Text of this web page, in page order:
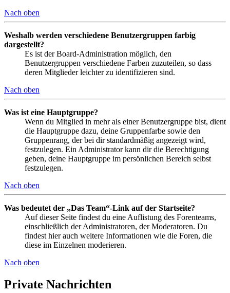
Nach oben
Weshalb werden verschiedene Benutzergruppen farbig
dargestellt?
Es ist der Board-Administration möglich, den
Benutzergruppen verschiedene Farben zuzuteilen, so dass
deren Mitglieder leichter zu identifizieren sind.
Nach oben
Was ist eine Hauptgruppe?
Wenn du Mitglied in mehr als einer Benutzergruppe bist, dient
die Hauptgruppe dazu, deine Gruppenfarbe sowie den
Gruppenrang, der bei dir standardmäßig angezeigt wird,
festzulegen. Ein Administrator kann dir die Berechtigung
geben, deine Hauptgruppe im persönlichen Bereich selbst
festzulegen.
Nach oben
Was bedeutet der „Das Team“-Link auf der Startseite?
Auf dieser Seite findest du eine Auflistung des Forenteams,
einschließlich der Administratoren, der Moderatoren. Du
findest hier auch weitere Informationen wie die Foren, die
diese im Einzelnen moderieren.
Nach oben
Private Nachrichten